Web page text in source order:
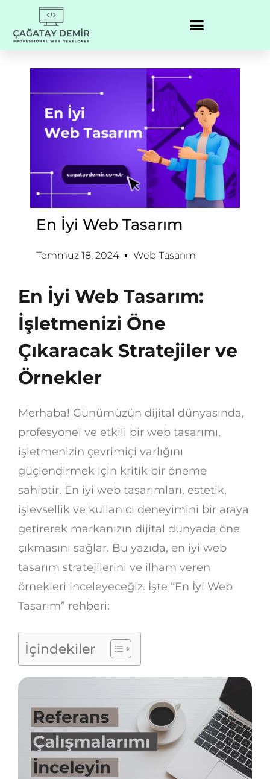
En İyi Web Tasarım
Temmuz 18, 2024 Web Tasarım
En İyi Web Tasarım:
İşletmenizi Öne
Çıkaracak Stratejiler ve
Örnekler
Merhaba! Günümüzün dijital dünyasında,
profesyonel ve etkili bir web tasarımı,
işletmenizin çevrimiçi varlığını
güçlendirmek için kritik bir öneme
sahiptir. En iyi web tasarımları, estetik,
işlevsellik ve kullanıcı deneyimini bir araya
getirerek markanızın dijital dünyada öne
çıkmasını sağlar. Bu yazıda, en iyi web
tasarım stratejilerini ve ilham veren
örnekleri inceleyeceğiz. İşte “En İyi Web
Tasarım” rehberi:
İçindekiler